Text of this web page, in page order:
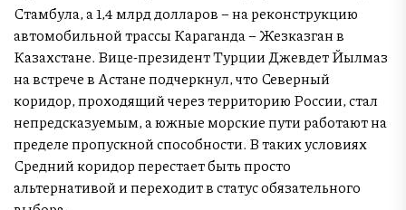
Стамбула, а 1,4 млрд долларов – на реконструкцию
автомобильной трассы Караганда – Жезказган в
Казахстане. Вице-президент Турции Джевдет Йылмаз
на встрече в Астане подчеркнул, что Северный
коридор, проходящий через территорию России, стал
непредсказуемым, а южные морские пути работают на
пределе пропускной способности. В таких условиях
Средний коридор перестает быть просто
альтернативой и переходит в статус обязательного